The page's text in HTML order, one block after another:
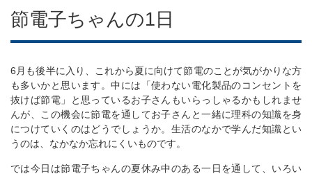
節電子ちゃんの1日
6月も後半に入り、これから夏に向けて節電のことが気がかりな方
も多いかと思います。中には「使わない電化製品のコンセントを
抜けば節電」と思っているお子さんもいらっしゃるかもしれませ
んが、この機会に節電を通してお子さんと一緒に理科の知識を身
につけていくのはどうでしょうか。生活のなかで学んだ知識とい
うのは、なかなか忘れにくいものです。
では今日は節電子ちゃんの夏休み中のある一日を通して、いろい